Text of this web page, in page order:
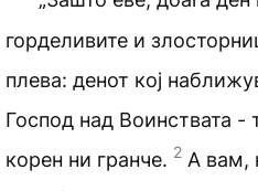
горделивите и
плева: денот кој
Господ над Воинствата -
корен ни гранче. 2 А вам,